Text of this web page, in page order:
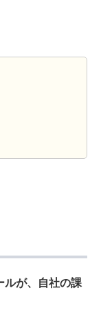
ルが、自社の課